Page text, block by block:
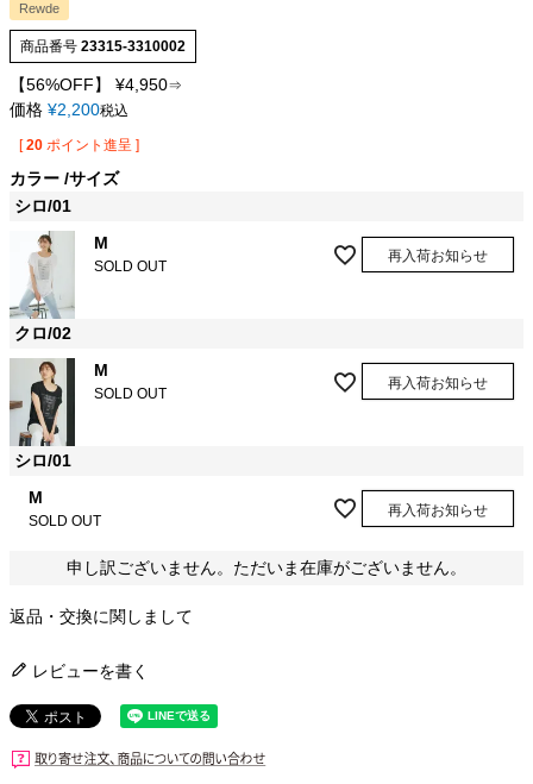
Rewde
商品番号 23315-3310002
【56%OFF】 ¥4,950⇒
価格 ¥2,200税込
[ 20 ポイント進呈 ]
カラー サイズ
シロ/01
M
SOLD OUT
再入荷お知らせ
クロ/02
M
SOLD OUT
再入荷お知らせ
シロ/01
M
SOLD OUT
再入荷お知らせ
申し訳ございません。ただいま在庫がございません。
返品・交換に関しまして
レビューを書く